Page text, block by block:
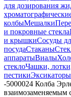
для дозирования
колбыМешалки
и покровные стекла
и крышкиСосуды
посудаСтаканы
аппаратыВиалы
стеклоЧашки,
пестикиЭксикаторы
-5000024 Колба
взаимозаменяемым